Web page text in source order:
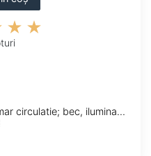
Tip produs: bec, iluminare numar circulatie; bec, iluminare portbagaj; bec, lampa frana; bec, lampa mers inapoi; bec, lampa spate; bec, lumina citire; bec, lumina torpedou; bec, lumini interioare; bec, lumină urcare; bec, semnalizator; bec,lumini de stationare